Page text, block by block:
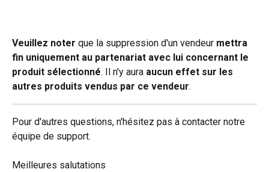
Veuillez noter que la suppression d'un vendeur mettra
fin uniquement au partenariat avec lui concernant le
produit sélectionné. Il n'y aura aucun effet sur les
autres produits vendus par ce vendeur.
Pour d'autres questions, n'hésitez pas à contacter notre
équipe de support.
Meilleures salutations